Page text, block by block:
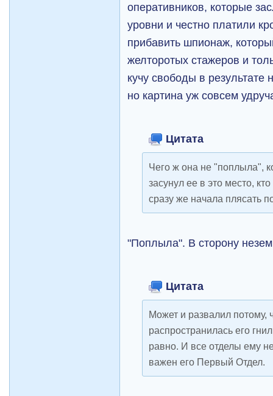
оперативников, которые
уровни и честно платили
прибавить шпионаж,
желторотых стажеров и
кучу свободы в
но картина уж совсем
Цитата
Чего ж она не "поплыла",
засунул ее в это место,
сразу же начала плясать
"Поплыла". В сторону
Цитата
Может и развалил потому,
распространилась его
равно. И все отделы ему
важен его Первый Отдел.